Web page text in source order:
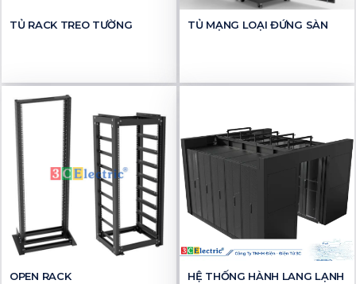
TỦ RACK TREO TƯỜNG TỦ MẠNG LOẠI ĐỨNG SÀN
OPEN RACK HỆ THỐNG HÀNH LANG LẠNH